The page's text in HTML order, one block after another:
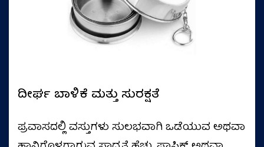
ದೀರ್ಘ ಬಾಳಿಕೆ ಮತ್ತು ಸುರಕ್ಷತೆ
ಪ್ರವಾಸದಲ್ಲಿ ವಸ್ತುಗಳು ಸುಲಭವಾಗಿ ಒಡೆಯುವ ಅಥವಾ